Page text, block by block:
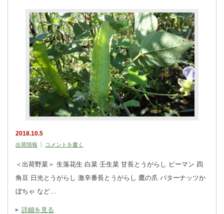
2018.10.5
出荷情報 コメントを書く
＜出荷野菜＞ 生落花生 白菜 壬生菜 甘長とうがらし ピーマン 四
角豆 日光とうがらし 激辛番長とうがらし 鷹の爪 バターナッツか
ぼちゃ など…
詳細を見る